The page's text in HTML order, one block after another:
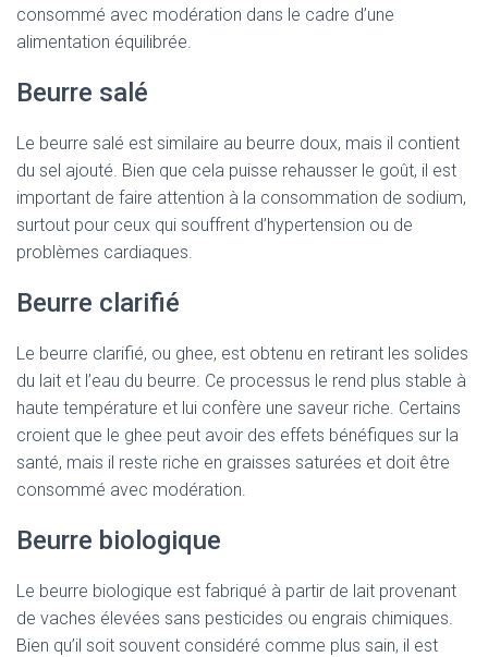
consommé avec modération dans le cadre d’une
alimentation équilibrée.
Beurre salé
Le beurre salé est similaire au beurre doux, mais il contient
du sel ajouté. Bien que cela puisse rehausser le goût, il est
important de faire attention à la consommation de sodium,
surtout pour ceux qui souffrent d’hypertension ou de
problèmes cardiaques.
Beurre clarifié
Le beurre clarifié, ou ghee, est obtenu en retirant les solides
du lait et l’eau du beurre. Ce processus le rend plus stable à
haute température et lui confère une saveur riche. Certains
croient que le ghee peut avoir des effets bénéfiques sur la
santé, mais il reste riche en graisses saturées et doit être
consommé avec modération.
Beurre biologique
Le beurre biologique est fabriqué à partir de lait provenant
de vaches élevées sans pesticides ou engrais chimiques.
Bien qu’il soit souvent considéré comme plus sain, il est